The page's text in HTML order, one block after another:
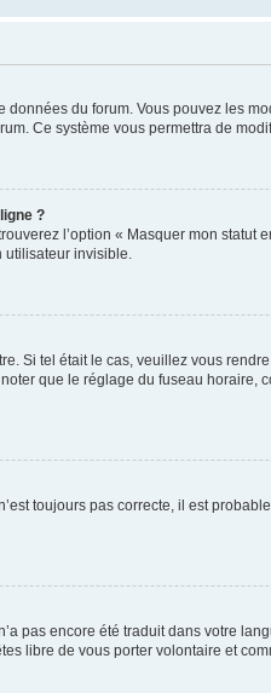
du forum. Vous pouvez les
Ce système vous permettra de
?
l’option « Masquer mon
utilisateur invisible.
Si tel était le cas, veuillez vous
que le réglage du fuseau horaire,
toujours pas correcte, il est
pas encore été traduit dans votre
libre de vous porter volontaire et